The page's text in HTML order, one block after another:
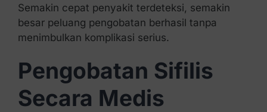
Semakin cepat penyakit terdeteksi, semakin
besar peluang pengobatan berhasil tanpa
menimbulkan komplikasi serius.
Pengobatan Sifilis
Secara Medis